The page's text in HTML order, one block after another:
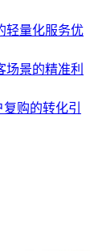
轻量化服务优
场景的精准利
购的转化引